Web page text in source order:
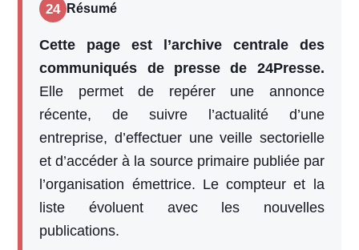
24 Résumé
Cette page est l’archive centrale des
communiqués de presse de 24Presse.
Elle permet de repérer une annonce
récente, de suivre l’actualité d’une
entreprise, d’effectuer une veille sectorielle
et d’accéder à la source primaire publiée par
l’organisation émettrice. Le compteur et la
liste évoluent avec les nouvelles
publications.